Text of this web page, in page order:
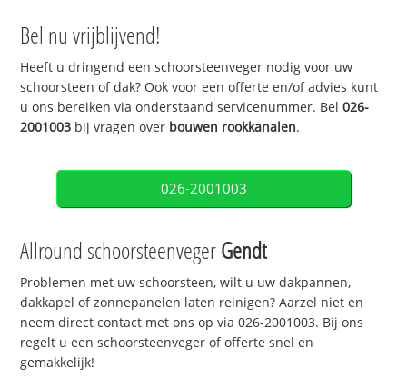
Bel nu vrijblijvend!
Heeft u dringend een schoorsteenveger nodig voor uw
schoorsteen of dak? Ook voor een offerte en/of advies kunt
u ons bereiken via onderstaand servicenummer. Bel026-
2001003 bij vragen over bouwen rookkanalen.
026-2001003
Allround schoorsteenvegerGendt
Problemen met uw schoorsteen, wilt u uw dakpannen,
dakkapel of zonnepanelen laten reinigen? Aarzel niet en
neem direct contact met ons op via 026-2001003. Bij ons
regelt u een schoorsteenveger of offerte snel en
gemakkelijk!